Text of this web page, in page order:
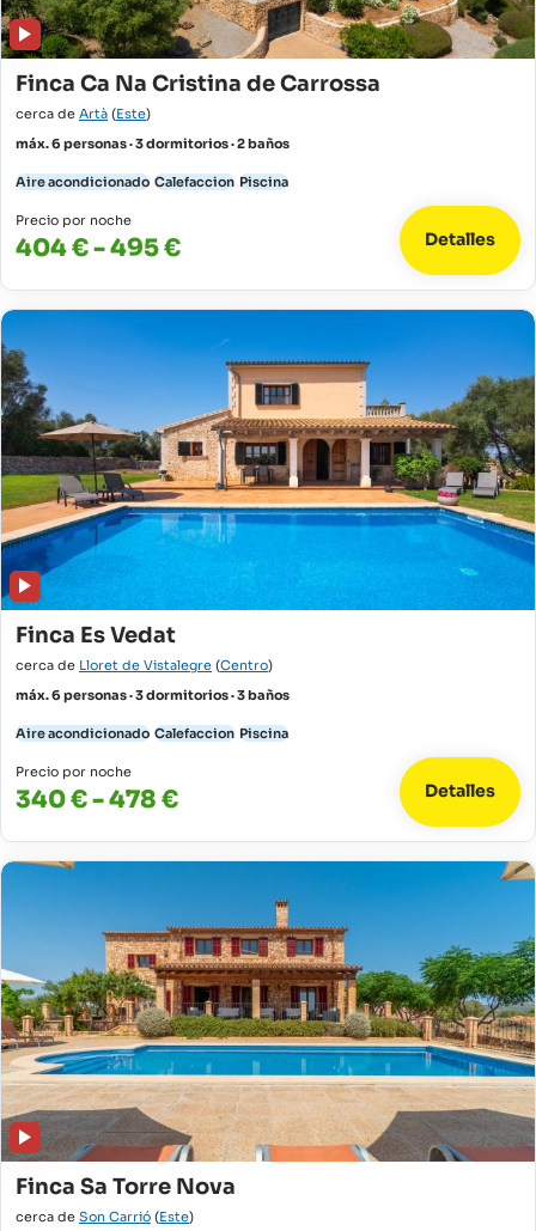
Finca Ca Na Cristina de Carrossa
cerca de Artà (Este)
máx. 6 personas · 3 dormitorios · 2 baños
Aire acondicionado Calefaccion Piscina
Precio por noche
404 € - 495 € Detalles
Finca Es Vedat
cerca de Lloret de Vistalegre (Centro)
máx. 6 personas · 3 dormitorios · 3 baños
Aire acondicionado Calefaccion Piscina
Precio por noche
340 € - 478 € Detalles
Finca Sa Torre Nova
cerca de Son Carrió (Este)